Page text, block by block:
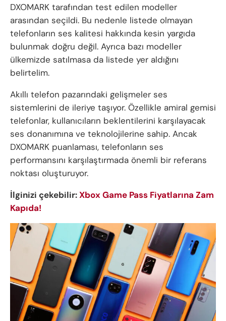
DXOMARK tarafından test edilen modeller
arasından seçildi. Bu nedenle listede olmayan
telefonların ses kalitesi hakkında kesin yargıda
bulunmak doğru değil. Ayrıca bazı modeller
ülkemizde satılmasa da listede yer aldığını
belirtelim.
Akıllı telefon pazarındaki gelişmeler ses
sistemlerini de ileriye taşıyor. Özellikle amiral gemisi
telefonlar, kullanıcıların beklentilerini karşılayacak
ses donanımına ve teknolojilerine sahip. Ancak
DXOMARK puanlaması, telefonların ses
performansını karşılaştırmada önemli bir referans
noktası oluşturuyor.
İlginizi çekebilir:Xbox Game Pass Fiyatlarına Zam
Kapıda!